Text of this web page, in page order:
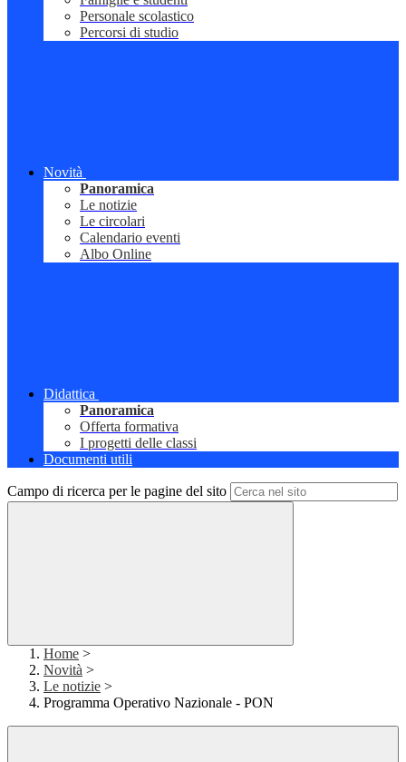
Personale scolastico
Percorsi di studio
Novità
Panoramica
Le notizie
Le circolari
Calendario eventi
Albo Online
Didattica
Panoramica
Offerta formativa
I progetti delle classi
Documenti utili
Campo di ricerca per le pagine del sito
Home >
Novità >
Le notizie >
Programma Operativo Nazionale - PON